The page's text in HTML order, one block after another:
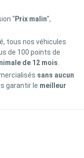
“Prix malin”,
tous nos véhicules
de 100 points de
de 12 mois
sans aucun
garantir le meilleur